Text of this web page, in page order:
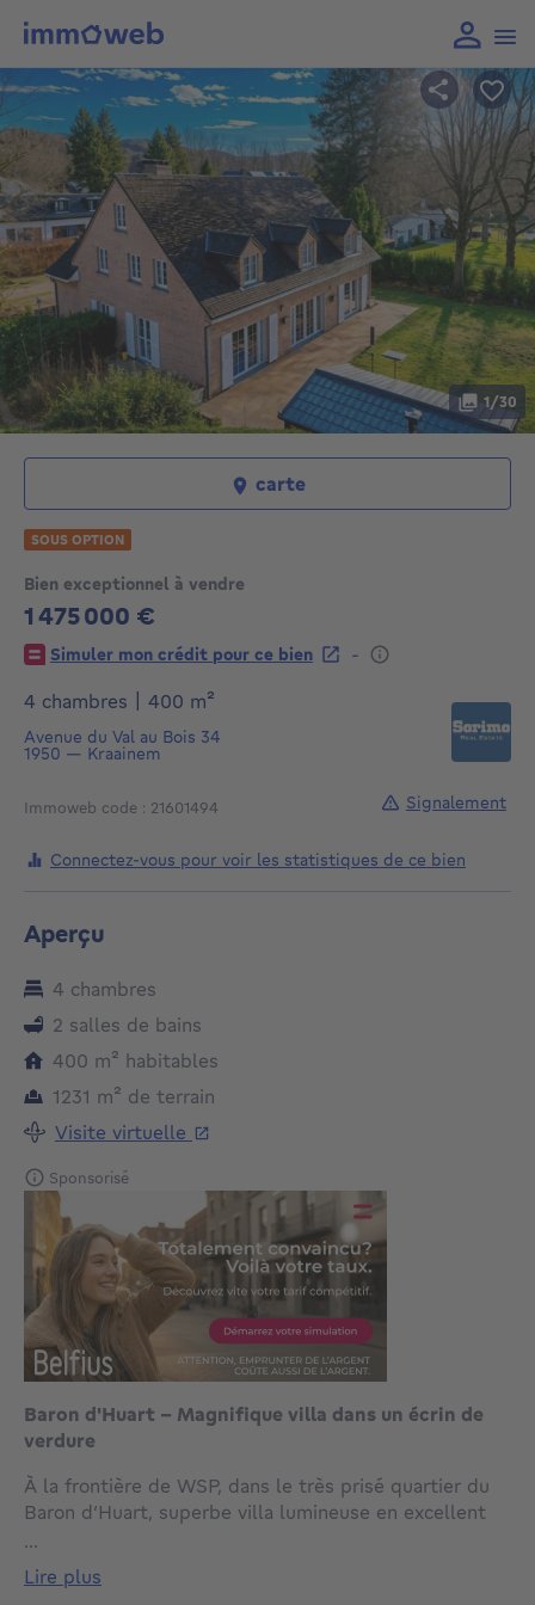
Bien exceptionnel à vendre
1 475 000 €
1475000€
Simuler mon crédit pour ce bien
-
4 chambres
400 m²
Avenue du Val au Bois 34
1950 — Kraainem
Immoweb code : 21601494
1/30
carte
SOUS OPTION
Connectez-vous pour voir les statistiques de ce bien
Signalement
Aperçu
4 chambres
2 salles de bains
400 m² mètres carrés
habitables
1231 m² mètres carrés
de terrain
Visite virtuelle
Sponsorisé
Baron d'Huart - Magnifique villa dans un écrin de
verdure
À la frontière de WSP, dans le très prisé quartier du
Baron d’Huart, superbe villa lumineuse en excellent
ares 31. D'une superficie construite de +/- 670 m²,
cette propriété séduira par ses volumes généreux, son
...
lire plus